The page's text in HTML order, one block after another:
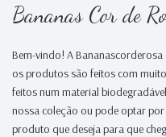
Bananas Cor de
Bem-vindo! A
os produtos são feitos com
feitos num material
nossa coleção ou pode optar
produto que deseja para que